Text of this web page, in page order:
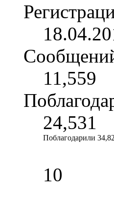
11,559
24,531
Поблагодарили
10